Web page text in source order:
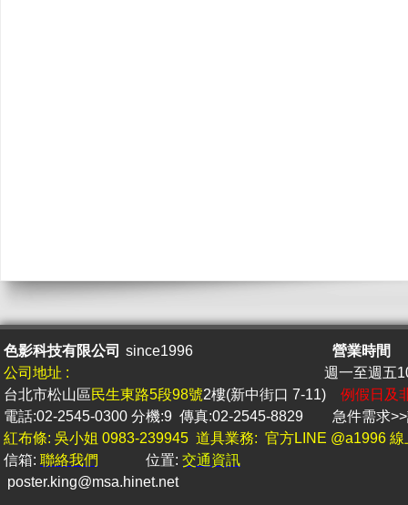
色影科技有限公司 since1996
營業時間
公司地址 :
週一至週
台北市松山區民生東路5段98號2樓(新中街口 7-11)
例假日及
電話:02-2545-0300 分機:9 傳真:02-2545-8829 急件需求
紅布條: 吳小姐 0983-239945 道具業務: 官方LINE @a1996 線
信箱: 聯絡我們 位置: 交通資訊